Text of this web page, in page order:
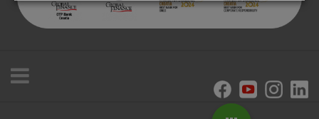
Nužni kolačići